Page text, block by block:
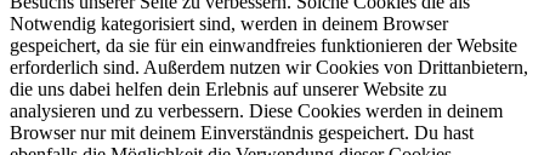
Notwendig kategorisiert sind, werden in deinem Browser
gespeichert, da sie für ein einwandfreies funktionieren der Website
erforderlich sind. Außerdem nutzen wir Cookies von Drittanbietern,
die uns dabei helfen dein Erlebnis auf unserer Website zu
analysieren und zu verbessern. Diese Cookies werden in deinem
Browser nur mit deinem Einverständnis gespeichert. Du hast